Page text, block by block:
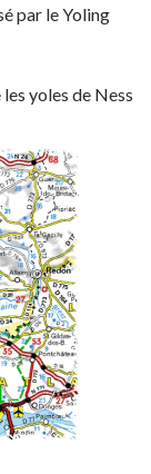
par le Yoling
yoles de Ness